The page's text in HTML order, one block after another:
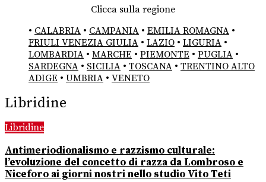
Clicca sulla regione
• CALABRIA • CAMPANIA • EMILIA ROMAGNA •
FRIULI VENEZIA GIULIA • LAZIO • LIGURIA •
LOMBARDIA • MARCHE • PIEMONTE • PUGLIA •
SARDEGNA • SICILIA • TOSCANA • TRENTINO ALTO
ADIGE • UMBRIA • VENETO
Libridine
Libridine
Antimeriodionalismo e razzismo culturale:
l’evoluzione del concetto di razza da Lombroso e
Niceforo ai giorni nostri nello studio Vito Teti